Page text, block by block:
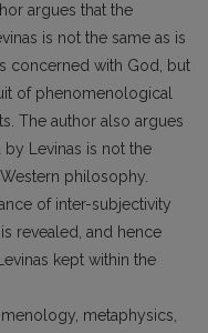
argues that the
is not the same as is
concerned with God, but
of phenomenological
The author also argues
Levinas is not the
philosophy.
of inter-subjectivity
revealed, and hence
kept within the
metaphysics,